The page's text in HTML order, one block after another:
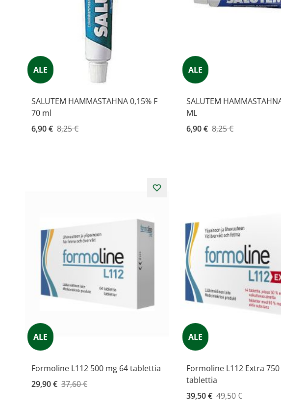
ALE
SALUTEM HAMMASTAHNA 0,15% F
70 ml
Kampanjahinta
6,90 € 8,25 €
ALE
SALUTEM
ML
Kampanjahinta
6,90 € 8,25 €
ALE
Formoline L112 500 mg 64 tablettia
Kampanjahinta
29,90 € 37,60 €
ALE
Formoline L112 Extra
tablettia
Kampanjahinta
39,50 € 49,50 €